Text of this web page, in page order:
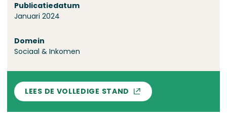
Publicatiedatum
Januari 2024
Domein
Sociaal & Inkomen
LEES DE VOLLEDIGE STAND